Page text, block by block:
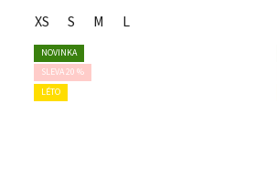
XS S M L
NOVINKA
SLEVA 20 %
LÉTO